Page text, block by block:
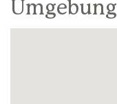
Umgebung